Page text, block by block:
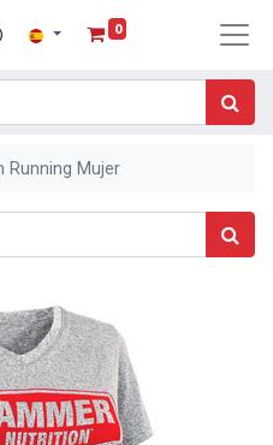
0
Running Mujer